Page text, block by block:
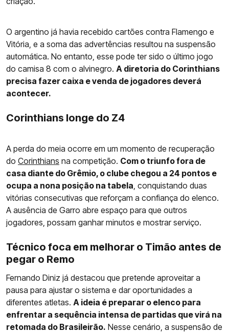
O argentino já havia recebido cartões contra Flamengo e
Vitória, e a soma das advertências resultou na suspensão
automática. No entanto, esse pode ter sido o último jogo
do camisa 8 com o alvinegro. A diretoria do Corinthians
precisa fazer caixa e venda de jogadores deverá
acontecer.
Corinthians longe do Z4
A perda do meia ocorre em um momento de recuperação
do Corinthians na competição. Com o triunfo fora de
casa diante do Grêmio, o clube chegou a 24 pontos e
ocupa a nona posição na tabela , conquistando duas
vitórias consecutivas que reforçam a confiança do elenco.
A ausência de Garro abre espaço para que outros
jogadores, possam ganhar minutos e mostrar serviço.
Técnico foca em melhorar o Timão antes de
pegar o Remo
Fernando Diniz já destacou que pretende aproveitar a
pausa para ajustar o sistema e dar oportunidades a
diferentes atletas. A ideia é preparar o elenco para
enfrentar a sequência intensa de partidas que virá na
retomada do Brasileirão. Nesse cenário, a suspensão de